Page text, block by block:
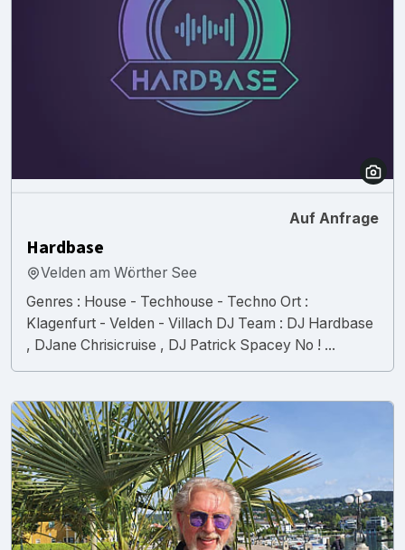
Auf Anfrage
Hardbase
Velden am Wörther See
Genres : House - Techhouse - Techno Ort :
Klagenfurt - Velden - Villach DJ Team : DJ Hardbase
, DJane Chrisicruise , DJ Patrick Spacey No ! ...